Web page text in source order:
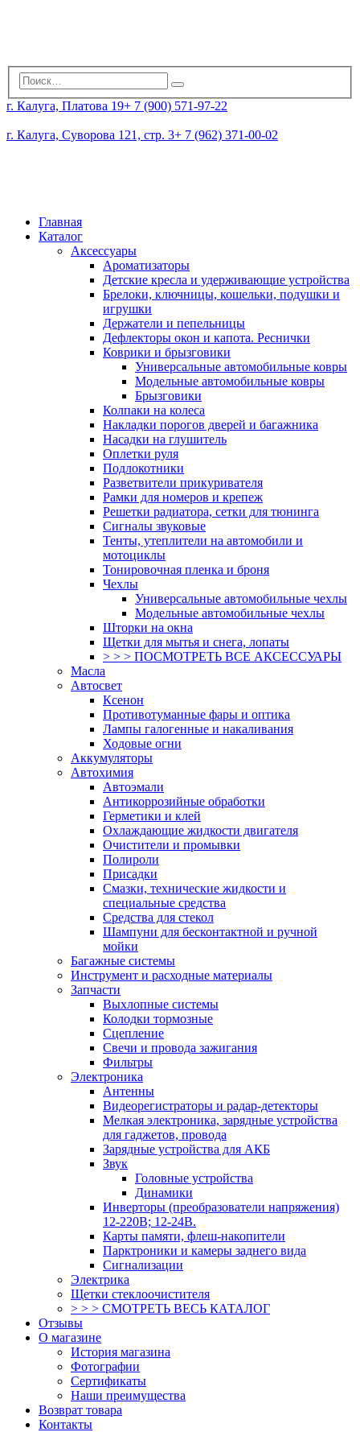
г. Калуга, Платова 19+ 7 (900) 571-97-22
г. Калуга, Суворова 121, стр. 3+ 7 (962) 371-00-02
Главная
Каталог
Аксессуары
Ароматизаторы
Детские кресла и удерживающие устройства
Брелоки, ключницы, кошельки, подушки и
игрушки
Держатели и пепельницы
Дефлекторы окон и капота. Реснички
Коврики и брызговики
Универсальные автомобильные ковры
Модельные автомобильные ковры
Брызговики
Колпаки на колеса
Накладки порогов дверей и багажника
Насадки на глушитель
Оплетки руля
Подлокотники
Разветвители прикуривателя
Рамки для номеров и крепеж
Решетки радиатора, сетки для тюнинга
Сигналы звуковые
Тенты, утеплители на автомобили и
мотоциклы
Тонировочная пленка и броня
Чехлы
Универсальные автомобильные чехлы
Модельные автомобильные чехлы
Шторки на окна
Щетки для мытья и снега, лопаты
> > > ПОСМОТРЕТЬ ВСЕ АКСЕССУАРЫ
Масла
Автосвет
Ксенон
Противотуманные фары и оптика
Лампы галогенные и накаливания
Ходовые огни
Аккумуляторы
Автохимия
Автоэмали
Антикоррозийные обработки
Герметики и клей
Охлаждающие жидкости двигателя
Очистители и промывки
Полироли
Присадки
Смазки, технические жидкости и
специальные средства
Средства для стекол
Шампуни для бесконтактной и ручной
мойки
Багажные системы
Инструмент и расходные материалы
Запчасти
Выхлопные системы
Колодки тормозные
Сцепление
Свечи и провода зажигания
Фильтры
Электроника
Антенны
Видеорегистраторы и радар-детекторы
Мелкая электроника, зарядные устройства
для гаджетов, провода
Зарядные устройства для АКБ
Звук
Головные устройства
Динамики
Инверторы (преобразователи напряжения)
12-220В; 12-24В.
Карты памяти, флеш-накопители
Парктроники и камеры заднего вида
Сигнализации
Электрика
Щетки стеклоочистителя
> > > СМОТРЕТЬ ВЕСЬ КАТАЛОГ
Отзывы
О магазине
История магазина
Фотографии
Сертификаты
Наши преимущества
Возврат товара
Контакты